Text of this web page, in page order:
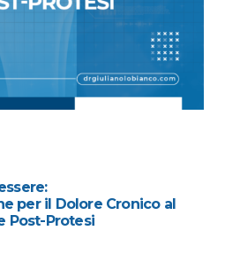
per il Dolore Cronico al
Post-Protesi